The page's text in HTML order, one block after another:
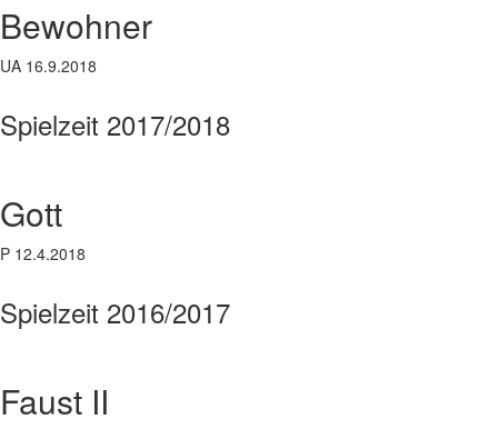
Bewohner
UA 16.9.2018
Spielzeit 2017/2018
Gott
P 12.4.2018
Spielzeit 2016/2017
Faust II